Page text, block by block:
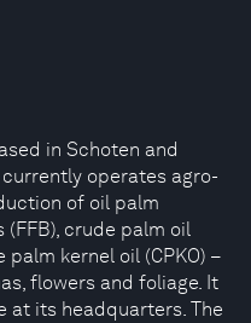
in Schoten and
operates agro-
of oil palm
crude palm oil
palm kernel oil (CPKO) –
flowers and foliage. It
at its headquarters. The